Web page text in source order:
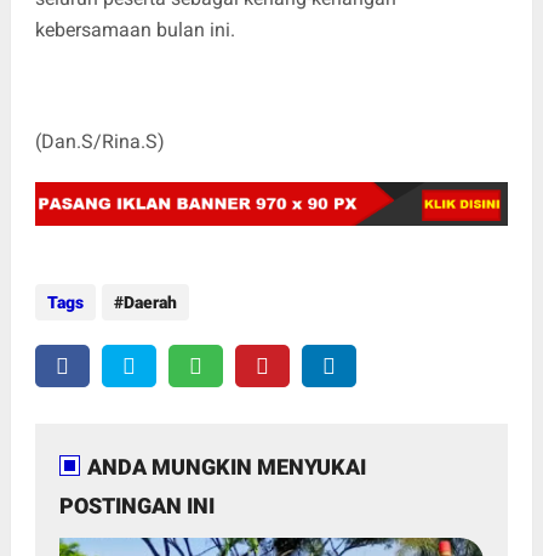
kebersamaan bulan ini.
(Dan.S/Rina.S)
Tags Daerah
ANDA MUNGKIN MENYUKAI
POSTINGAN INI